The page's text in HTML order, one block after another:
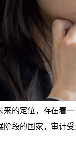
的定位，存在着一
阶段的国家，审计